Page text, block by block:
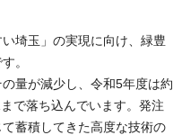
埼玉」の実現に向け、緑豊
。
量が減少し、令和5年度は約
で落ち込んでいます。発注
蓄積してきた高度な技術の